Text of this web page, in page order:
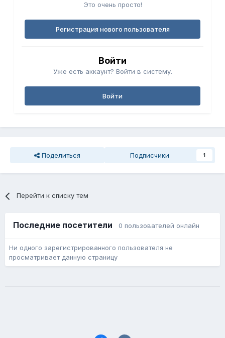
Это очень просто!
Регистрация нового пользователя
Войти
Уже есть аккаунт? Войти в систему.
Войти
Поделиться Подписчики 1
Перейти к списку тем
Последние посетители 0 пользователей онлайн
Ни одного зарегистрированного пользователя не
просматривает данную страницу